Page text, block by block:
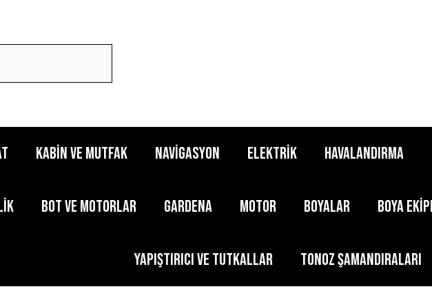
KABİN ve MUTFAK NAVİGASYON ELEKTRİK HAVALANDIRMA
BOT ve MOTORLAR GARDENA MOTOR BOYALAR BOYA
YAPIŞTIRICI ve TUTKALLAR TONOZ ŞAMANDIRALARI